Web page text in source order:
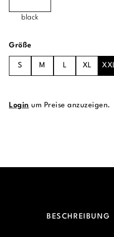
black
Größeauswählen
S M L XL
Login um Preise anzuzeigen.
BESCHREIBUNG